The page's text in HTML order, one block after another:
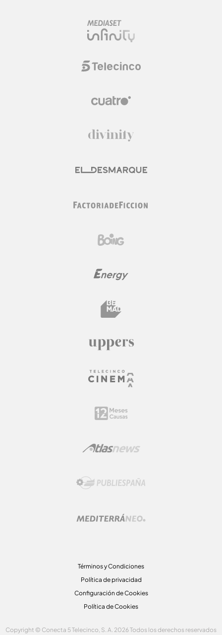
Términos y Condiciones
Política de privacidad
Configuración de Cookies
Política de Cookies
Copyright © Conecta 5 Telecinco, S. A. 2026 Todos los derechos reservados